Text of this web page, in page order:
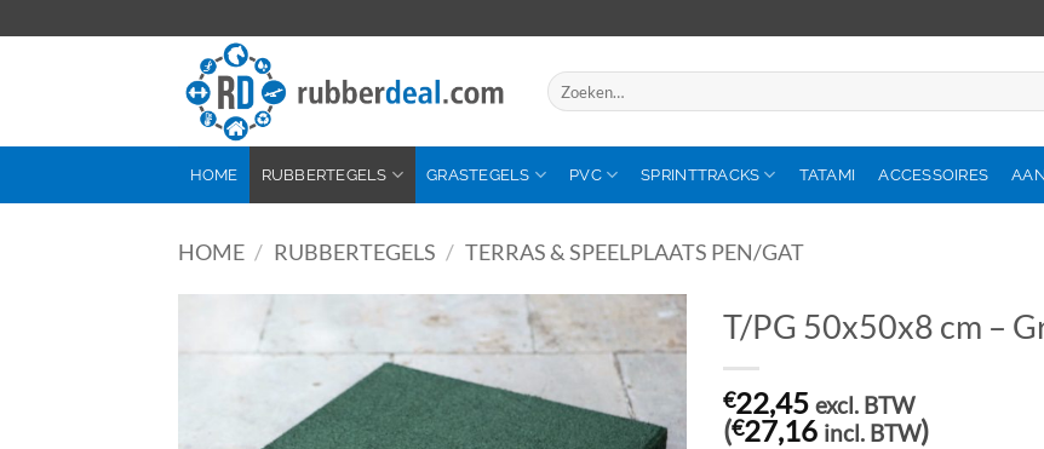
naar
Zoeken
naar:
HOME RUBBERTEGELS GRASTEGELS PVC SPRINTTRACKS TATAMI ACCESSOIRES
HOME / RUBBERTEGELS / TERRAS & SPEELPLAATS PEN/GAT
T/PG 50x50x8 cm –
€22,45 excl. BTW
(€27,16 incl. BTW)